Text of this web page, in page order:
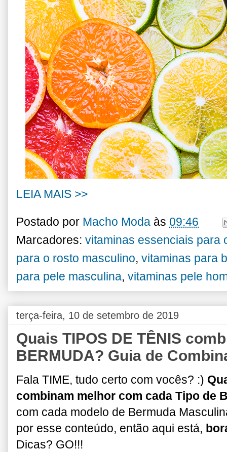
LEIA MAIS >>
Postado por Macho Moda às 09:46
Marcadores: vitaminas essenciais para
para o rosto masculino, vitaminas para
para pele masculina, vitaminas pele
terça-feira, 10 de setembro de 2019
Quais TIPOS DE TÊNIS
BERMUDA? Guia de
Fala TIME, tudo certo com vocês? :)
combinam melhor com cada Tipo de
com cada modelo de Bermuda
por esse conteúdo, então aqui está,
Dicas? GO!!!